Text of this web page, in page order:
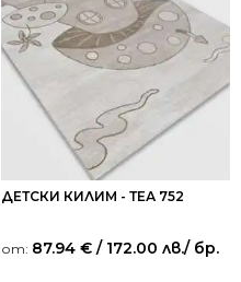
ДЕТСКИ КИЛИМ - ТЕА 752
от: 87.94 € / 172.00 лв./ бр.